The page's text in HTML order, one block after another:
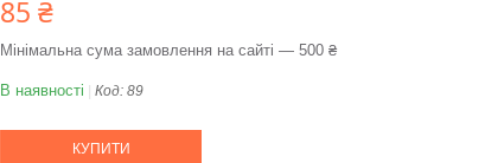
85 ₴
Мінімальна сума замовлення на сайті — 500 ₴
В наявності Код: 89
КУПИТИ